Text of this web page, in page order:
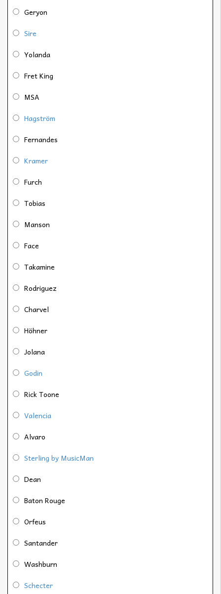
Geryon
Sire
Yolanda
Fret King
MSA
Hagström
Fernandes
Kramer
Furch
Tobias
Manson
Face
Takamine
Rodriguez
Charvel
Höhner
Jolana
Godin
Rick Toone
Valencia
Alvaro
Sterling by MusicMan
Dean
Baton Rouge
Orfeus
Santander
Washburn
Schecter